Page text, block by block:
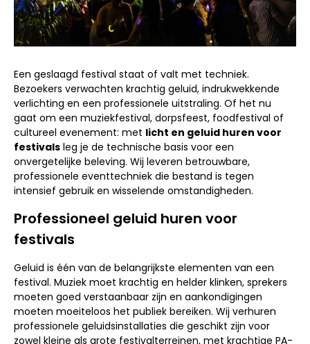
Een geslaagd festival staat of valt met techniek.
Bezoekers verwachten krachtig geluid, indrukwekkende
verlichting en een professionele uitstraling. Of het nu
gaat om een muziekfestival, dorpsfeest, foodfestival of
cultureel evenement: met licht en geluid huren voor
festivals leg je de technische basis voor een
onvergetelijke beleving. Wij leveren betrouwbare,
professionele eventtechniek die bestand is tegen
intensief gebruik en wisselende omstandigheden.
Professioneel geluid huren voor
festivals
Geluid is één van de belangrijkste elementen van een
festival. Muziek moet krachtig en helder klinken, sprekers
moeten goed verstaanbaar zijn en aankondigingen
moeten moeiteloos het publiek bereiken. Wij verhuren
professionele geluidsinstallaties die geschikt zijn voor
zowel kleine als grote festivalterreinen, met krachtige PA-